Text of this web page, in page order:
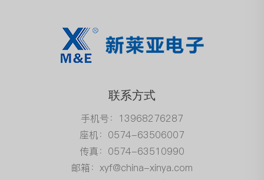
联系方式
手机号：13968276287
座机：0574-63506007
传真：0574-63510990
邮箱：xyf@china-xinya.com